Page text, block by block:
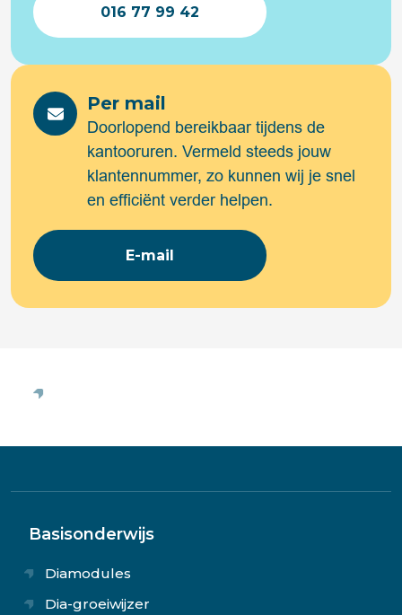
016 77 99 42
Per mail
Doorlopend bereikbaar tijdens de
kantooruren. Vermeld steeds jouw
klantennummer, zo kunnen wij je snel
en efficiënt verder helpen.
E-mail
Basisonderwijs
Diamodules
Dia-groeiwijzer